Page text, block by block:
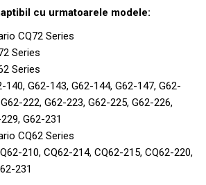
cu urmatoarele modele:
CQ72 Series
Series
Series
140, G62-143, G62-144, G62-147, G62-
222, G62-223, G62-225, G62-226,
G62-231
CQ62 Series
210, CQ62-214, CQ62-215, CQ62-220,
231